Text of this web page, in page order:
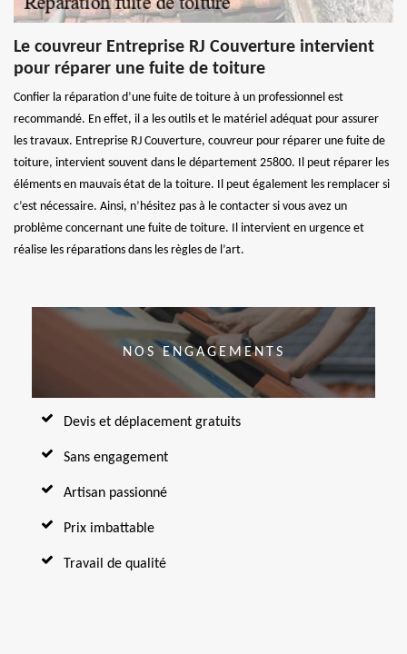
Le couvreur Entreprise RJ Couverture intervient
pour réparer une fuite de toiture
Confier la réparation d’une fuite de toiture à un professionnel est
recommandé. En effet, il a les outils et le matériel adéquat pour assurer
les travaux. Entreprise RJ Couverture, couvreur pour réparer une fuite de
toiture, intervient souvent dans le département 25800. Il peut réparer les
éléments en mauvais état de la toiture. Il peut également les remplacer si
c’est nécessaire. Ainsi, n’hésitez pas à le contacter si vous avez un
problème concernant une fuite de toiture. Il intervient en urgence et
réalise les réparations dans les règles de l’art.
NOS ENGAGEMENTS
Devis et déplacement gratuits
Sans engagement
Artisan passionné
Prix imbattable
Travail de qualité